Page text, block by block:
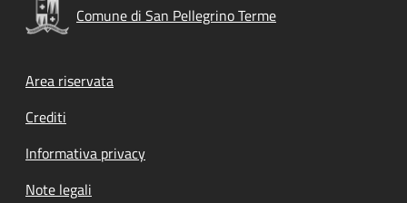
Comune di San Pellegrino Terme
Footer menu
Area riservata
Crediti
Informativa privacy
Note legali